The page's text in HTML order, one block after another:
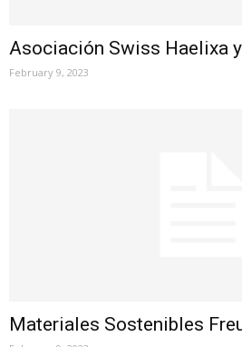
Asociación Swiss Haelixa
February 9, 2023
Materiales Sostenibles